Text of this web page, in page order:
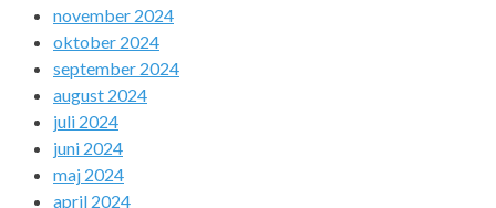
november 2024
oktober 2024
september 2024
august 2024
juli 2024
juni 2024
maj 2024
april 2024